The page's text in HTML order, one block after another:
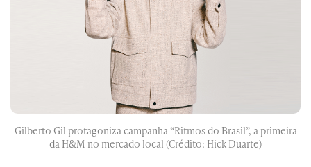
Gilberto Gil protagoniza campanha “Ritmos do Brasil”, a primeira
da H&M no mercado local (Crédito: Hick Duarte)